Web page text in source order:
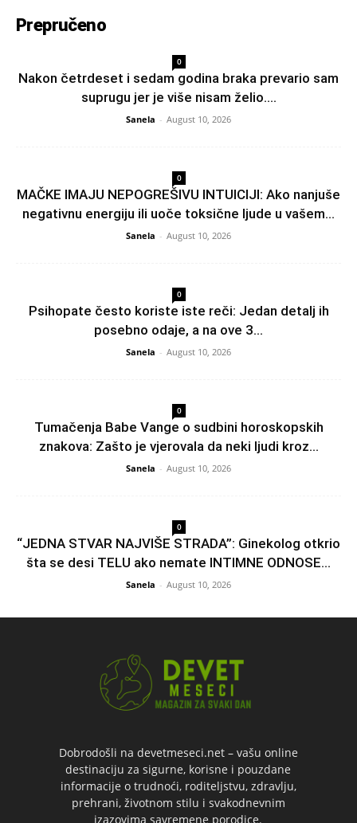
Prepručeno
0
Nakon četrdeset i sedam godina braka prevario sam
suprugu jer je više nisam želio....
Sanela - August 10, 2026
0
MAČKE IMAJU NEPOGREŠIVU INTUICIJI: Ako nanjuše
negativnu energiju ili uoče toksične ljude u vašem...
Sanela - August 10, 2026
0
Psihopate često koriste iste reči: Jedan detalj ih
posebno odaje, a na ove 3...
Sanela - August 10, 2026
0
Tumačenja Babe Vange o sudbini horoskopskih
znakova: Zašto je vjerovala da neki ljudi kroz...
Sanela - August 10, 2026
0
“JEDNA STVAR NAJVIŠE STRADA”: Ginekolog otkrio
šta se desi TELU ako nemate INTIMNE ODNOSE...
Sanela - August 10, 2026
Dobrodošli na devetmeseci.net – vašu online
destinaciju za sigurne, korisne i pouzdane
informacije o trudnoći, roditeljstvu, zdravlju,
prehrani, životnom stilu i svakodnevnim
izazovima savremene porodice.